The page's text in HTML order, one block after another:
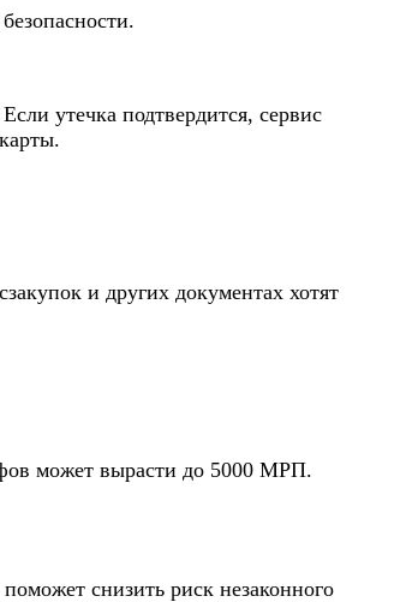
утечка подтвердится, сервис
и других документах хотят
может вырасти до 5000 МРП.
снизить риск незаконного